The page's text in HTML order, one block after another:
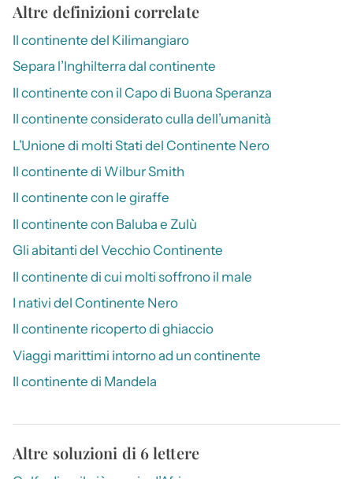
Altre definizioni correlate
Il continente del Kilimangiaro
Separa l’Inghilterra dal continente
Il continente con il Capo di Buona Speranza
Il continente considerato culla dell’umanità
L’Unione di molti Stati del Continente Nero
Il continente di Wilbur Smith
Il continente con le giraffe
Il continente con Baluba e Zulù
Gli abitanti del Vecchio Continente
Il continente di cui molti soffrono il male
I nativi del Continente Nero
Il continente ricoperto di ghiaccio
Viaggi marittimi intorno ad un continente
Il continente di Mandela
Altre soluzioni di 6 lettere